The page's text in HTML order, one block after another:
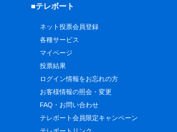
■テレボート
ネット投票会員登録
各種サービス
マイページ
投票結果
ログイン情報をお忘れの方
お客様情報の照会・変更
FAQ・お問い合わせ
テレボート会員限定キャンペーン